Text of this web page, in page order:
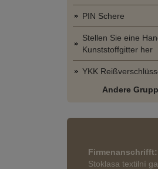
PIN Schere
Stellen Sie eine
Kunststoffgitter her
YKK
Andere
Firmenanschrifft:
Stoklasa textilní